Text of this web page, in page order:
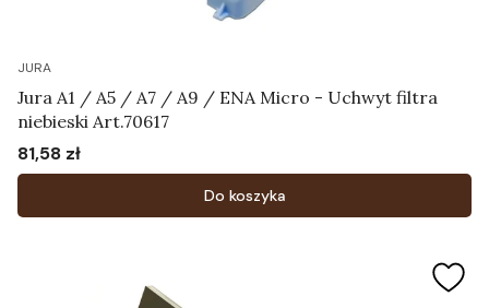
JURA
Jura A1 / A5 / A7 / A9 / ENA Micro - Uchwyt filtra
niebieski Art.70617
Cena
81,58 zł
Do koszyka